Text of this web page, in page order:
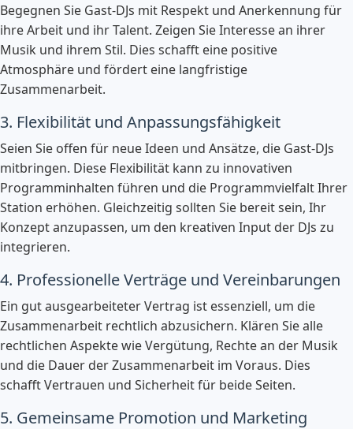
Begegnen Sie Gast-DJs mit Respekt und Anerkennung für
ihre Arbeit und ihr Talent. Zeigen Sie Interesse an ihrer
Musik und ihrem Stil. Dies schafft eine positive
Atmosphäre und fördert eine langfristige
Zusammenarbeit.
3. Flexibilität und Anpassungsfähigkeit
Seien Sie offen für neue Ideen und Ansätze, die Gast-DJs
mitbringen. Diese Flexibilität kann zu innovativen
Programminhalten führen und die Programmvielfalt Ihrer
Station erhöhen. Gleichzeitig sollten Sie bereit sein, Ihr
Konzept anzupassen, um den kreativen Input der DJs zu
integrieren.
4. Professionelle Verträge und Vereinbarungen
Ein gut ausgearbeiteter Vertrag ist essenziell, um die
Zusammenarbeit rechtlich abzusichern. Klären Sie alle
rechtlichen Aspekte wie Vergütung, Rechte an der Musik
und die Dauer der Zusammenarbeit im Voraus. Dies
schafft Vertrauen und Sicherheit für beide Seiten.
5. Gemeinsame Promotion und Marketing